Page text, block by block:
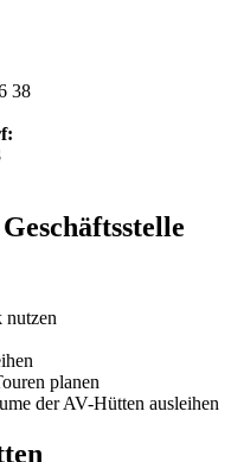
38
nutzen
planen
der AV-Hütten ausleihen